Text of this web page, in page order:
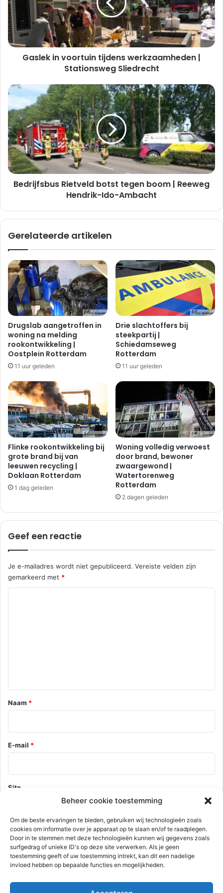
Beheer cookie toestemming
Om de beste ervaringen te bieden, gebruiken wij technologieën zoals
cookies om informatie over je apparaat op te slaan en/of te raadplegen.
Door in te stemmen met deze technologieën kunnen wij gegevens zoals
surfgedrag of unieke ID's op deze site verwerken. Als je geen
toestemming geeft of uw toestemming intrekt, kan dit een nadelige
invloed hebben op bepaalde functies en mogelijkheden.
werkzaamheden
|
Stationsweg
Sliedrecht
Gaslek in voortuin tijdens werkzaamheden |
Stationsweg Sliedrecht
Bedrijfsbus
Rietveld
botst
tegen
boom
|
Reeweg
Hendrik-
Ido-
Ambacht
Bedrijfsbus Rietveld botst tegen boom | Reeweg
Hendrik-Ido-Ambacht
Gerelateerde artikelen
Drugslab aangetroffen in
woning na melding
rookontwikkeling |
Oostplein Rotterdam
11 uur geleden
Drie slachtoffers bij
steekpartij |
Schiedamseweg
Rotterdam
11 uur geleden
Flinke rookontwikkeling bij
grote brand bij van
leeuwen recycling |
Doklaan Rotterdam
1 dag geleden
Woning volledig verwoest
door brand, bewoner
zwaargewond |
Watertorenweg
Rotterdam
2 dagen geleden
Geef een reactie
Je e-mailadres wordt niet gepubliceerd. Vereiste velden zijn
gemarkeerd met *
*
Naam *
E-mail *
Site
Mijn naam, e-mail en site opslaan in deze browser voor de
volgende keer wanneer ik een reactie plaats.